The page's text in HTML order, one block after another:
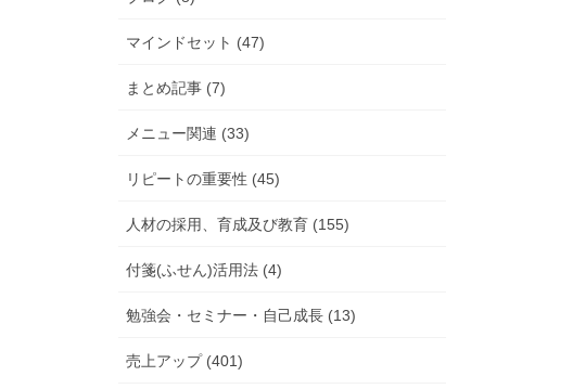
マインドセット (47)
まとめ記事 (7)
メニュー関連 (33)
リピートの重要性 (45)
人材の採用、育成及び教育 (155)
付箋(ふせん)活用法 (4)
勉強会・セミナー・自己成長 (13)
売上アップ (401)